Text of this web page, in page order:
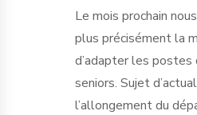
Le mois prochain
plus précisément la
d’adapter les
seniors. Sujet
l’allongement du